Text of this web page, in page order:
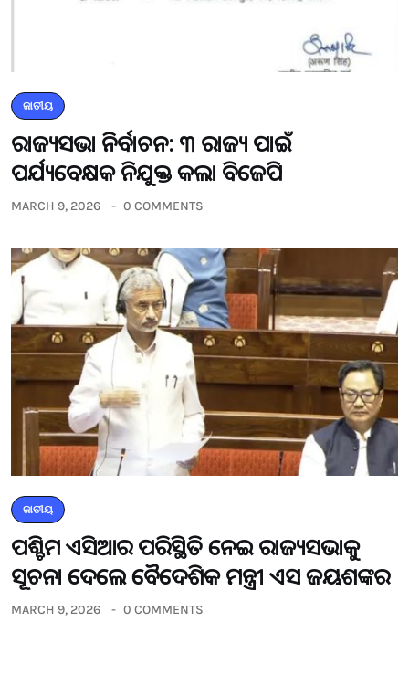
ଜାତୀୟ
ରାଜ୍ୟସଭା ନିର୍ବାଚନ: ୩ ରାଜ୍ୟ ପାଇଁ
ପର୍ଯ୍ୟବେକ୍ଷକ ନିଯୁକ୍ତ କଲା ବିଜେପି
MARCH 9, 2026 0 COMMENTS
ଜାତୀୟ
ପଶ୍ଚିମ ଏସିଆର ପରିସ୍ଥିତି ନେଇ ରାଜ୍ୟସଭାକୁ
ସୂଚନା ଦେଲେ ବୈଦେଶିକ ମନ୍ତ୍ରୀ ଏସ ଜୟଶଙ୍କର
MARCH 9, 2026 0 COMMENTS